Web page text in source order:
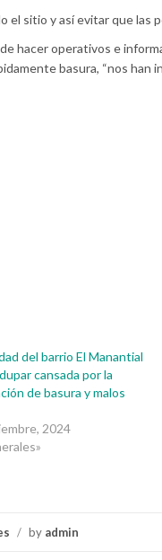
sitio y así evitar que las
hacer operativos e
basura, “nos han
del barrio El Manantial
cansada por la
de basura y malos
2024
/ by admin